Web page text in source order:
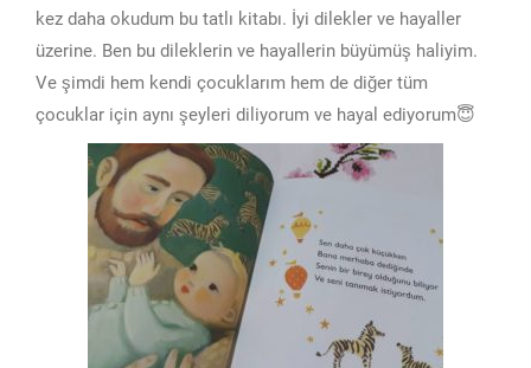
kez daha okudum bu tatlı kitabı. İyi dilekler ve hayaller
üzerine. Ben bu dileklerin ve hayallerin büyümüş haliyim.
Ve şimdi hem kendi çocuklarım hem de diğer tüm
çocuklar için aynı şeyleri diliyorum ve hayal ediyorum😇